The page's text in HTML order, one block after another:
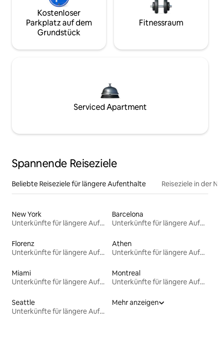
Kostenloser
Parkplatz auf dem
Grundstück
Fitnessraum
Serviced Apartment
Spannende Reiseziele
Beliebte Reiseziele für längere Aufenthalte Reiseziele in der
New York
Unterkünfte für längere Aufenthalte
Barcelona
Unterkünfte für längere Aufenthalte
Florenz
Unterkünfte für längere Aufenthalte
Athen
Unterkünfte für längere Aufenthalte
Miami
Unterkünfte für längere Aufenthalte
Montreal
Unterkünfte für längere Aufenthalte
Seattle
Unterkünfte für längere Aufenthalte
Mehr anzeigen